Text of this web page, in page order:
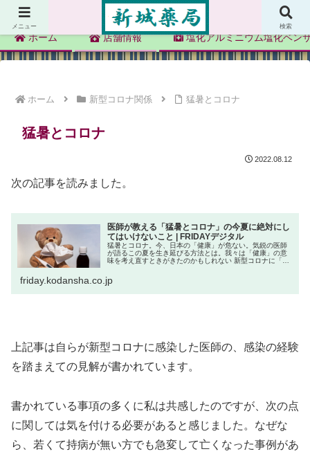
新城薬局
ホーム 店舗情報 塩化アルミニウム塩化ベン
ホーム 新型コロナ関係 猛暑とコロナ
猛暑とコロナ
2022.08.12
次の記事を読みました。
医師が教える「猛暑とコロナ」の今夏に絶対にし
てはいけないこと | FRIDAYデジタル
猛暑とコロナ。今、日本の「健康」が危ない。気鋭の医師
が語るこの夏を生き延びる方法とは。我々は「健康」の意
味を考え直すときがきたのかもしれない 新型コロナに「治
friday.kodansha.co.jp
上記事は自らが新型コロナに感染した医師の、感染の経験
を踏まえての見解が書かれています。
書かれている事項の多くに私は共感したのですが、次の点
に関しては気を付ける必要があると感じました。なぜな
ら、若くて持病が無い方でも急変して亡くなった事例があ
メニュー 検索